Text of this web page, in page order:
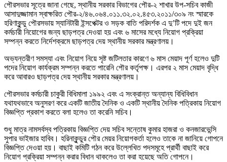
পৌরসভার সূত্রে জানা গেছে, স্থানীয় সরকার বিভাগের পৌর-২ শাখার উপ-সচিব কাজী
আসাদুজ্জামান স্বাক্ষরিত পৌর-২/৪৬.০৬৪.০১১.৩২.০২.৪৫৩.২০১১/৩০৯ নং স্মারকে
হরিণাকুন্ডু পৌরসভায় স্যানিটারী ইন্সপেক্টর ও সড়ক বাতি পরিদর্শক এ দু’টি পদে দুই জন
কর্মচারী নিয়োগের জন্য ছাড়পত্র দেওয়া হয় এবং ৬ মাসের মধ্যে নিয়োগ প্রক্রিয়া
সম্পন্ন করতে নির্দেশক্রমে ছাড়পত্র দেয় স্থানীয় সরকার মন্ত্রণালয়।
অভ্যন্তরীণ সমস্যা এবং নিয়োগ নিয়ে সৃষ্ট জটিলতার কারণে ৬ মাস মেয়াদ পূর্ণ হলেও দুটি
পদের নিয়োগ কার্যক্রম সম্পন্ন করতে পারেনি পৌর কর্তৃপক্ষ। এরপর ২ মাস মেয়াদ বৃদ্ধি
করে আবারও ছাড়পত্র দেয় স্থানীয় সরকার মন্ত্রণালয়।
পৌরসভার কর্মচারী চাকুরী বিধিমালা ১৯৯২ এবং এ সংক্রান্ত অন্যান্য বিধিবিধান
যথাযথভাবে অনুসরণ করে একটি জাতীয় দৈনিক ও একটি স্থানীয় দৈনিক পত্রিকায় নিয়োগ
বিজ্ঞপ্তি প্রকাশ করতে বলা হলেও তা করেনি সচিব।
শুধু মাত্র নামসর্বস্ব পত্রিকায় বিজ্ঞপ্তি দেয় সচিব সন্তোষ কুমার হাজরা ও কনজারভেন্সি
সুপার ভাইজার হাবিব। হরিনাকুন্ডুর পৌর মেয়র নিয়োগকর্তা হলেও তাকে না জানিয়ে গোপনে
বিজ্ঞপ্তি দেওয়া হয়। বাছাই কমিটি গঠন করে উল্লেখিত পদসমূহে প্রার্থী বাছাই করে
নিয়োগ প্রক্রিয়া সম্পন্ন করার বিধান থাকলেও তা করা হয়েছে অতি গোপনে।